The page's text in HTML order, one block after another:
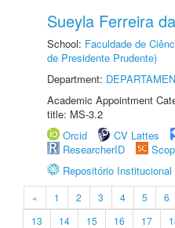
Sueyla Ferreira
School: Faculdade de
de Presidente Prudente)
Department:
Academic Appointment
title: MS-3.2
Orcid
CV Lattes
ResearcherID
Repositório Institucional
« 1 2 3 4 5 6
13
14 15 16 17